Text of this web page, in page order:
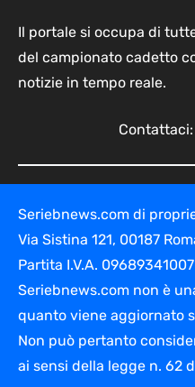
Il portale si occupa di
del campionato cadetto
notizie in tempo reale.
Contattaci:
Seriebnews.com di
Via Sistina 121, 00187
Partita I.V.A. 09689341007
Seriebnews.com non è
quanto viene aggiornato
Non può pertanto
ai sensi della legge n. 62